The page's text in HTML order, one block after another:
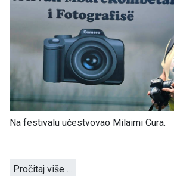
Na festivalu učestvovao Milaimi Cura.
Pročitaj više …